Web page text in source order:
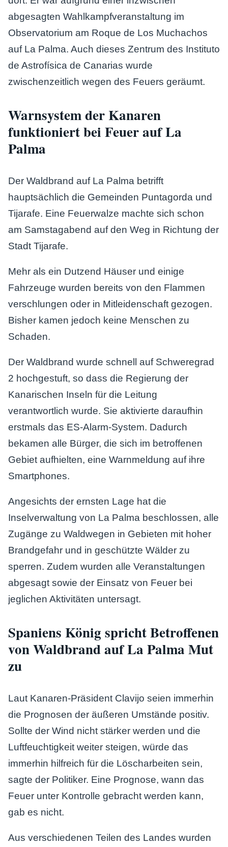
abgesagten Wahlkampfveranstaltung im
Observatorium am Roque de Los Muchachos
auf La Palma. Auch dieses Zentrum des Instituto
de Astrofísica de Canarias wurde
zwischenzeitlich wegen des Feuers geräumt.
Warnsystem der Kanaren
funktioniert bei Feuer auf La
Palma
Der Waldbrand auf La Palma betrifft
hauptsächlich die Gemeinden Puntagorda und
Tijarafe. Eine Feuerwalze machte sich schon
am Samstagabend auf den Weg in Richtung der
Stadt Tijarafe.
Mehr als ein Dutzend Häuser und einige
Fahrzeuge wurden bereits von den Flammen
verschlungen oder in Mitleidenschaft gezogen.
Bisher kamen jedoch keine Menschen zu
Schaden.
Der Waldbrand wurde schnell auf Schweregrad
2 hochgestuft, so dass die Regierung der
Kanarischen Inseln für die Leitung
verantwortlich wurde. Sie aktivierte daraufhin
erstmals das ES-Alarm-System. Dadurch
bekamen alle Bürger, die sich im betroffenen
Gebiet aufhielten, eine Warnmeldung auf ihre
Smartphones.
Angesichts der ernsten Lage hat die
Inselverwaltung von La Palma beschlossen, alle
Zugänge zu Waldwegen in Gebieten mit hoher
Brandgefahr und in geschützte Wälder zu
sperren. Zudem wurden alle Veranstaltungen
abgesagt sowie der Einsatz von Feuer bei
jeglichen Aktivitäten untersagt.
Spaniens König spricht Betroffenen
von Waldbrand auf La Palma Mut
zu
Laut Kanaren-Präsident Clavijo seien immerhin
die Prognosen der äußeren Umstände positiv.
Sollte der Wind nicht stärker werden und die
Luftfeuchtigkeit weiter steigen, würde das
immerhin hilfreich für die Löscharbeiten sein,
sagte der Politiker. Eine Prognose, wann das
Feuer unter Kontrolle gebracht werden kann,
gab es nicht.
Aus verschiedenen Teilen des Landes wurden